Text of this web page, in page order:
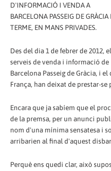
D'INFORMACIÓ I VENDA A
BARCELONA PASSEIG DE GRÀCIA I
TERME, EN MANS PRIVADES.
Des del dia 1 de febrer de 2012,
serveis de venda i informació de
Barcelona Passeig de Gràcia, i
França, han deixat de prestar-
Encara que ja sabíem que el
de la premsa, per un anunci
nom d'una mínima sensatesa i
arribarien al final d'aquest
Perquè ens quedi clar, això